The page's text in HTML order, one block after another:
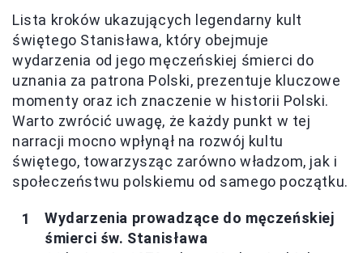
Lista kroków ukazujących legendarny kult
świętego Stanisława, który obejmuje
wydarzenia od jego męczeńskiej śmierci do
uznania za patrona Polski, prezentuje kluczowe
momenty oraz ich znaczenie w historii Polski.
Warto zwrócić uwagę, że każdy punkt w tej
narracji mocno wpłynął na rozwój kultu
świętego, towarzysząc zarówno władzom, jak i
społeczeństwu polskiemu od samego początku.
Wydarzenia prowadzące do męczeńskiej
śmierci św. Stanisława